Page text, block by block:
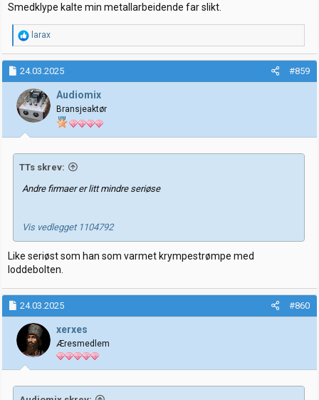
Smedklype kalte min metallarbeidende far slikt.
R
e
a
k
s
j
o
n
e
r
larax
24.03.2025 #859
Audiomix
Bransjeaktør
TTs skrev:
Andre firmaer er litt mindre seriøse
Vis vedlegget 1104792
Like seriøst som han som varmet krympestrømpe med
loddebolten.
24.03.2025 #860
xerxes
Æresmedlem